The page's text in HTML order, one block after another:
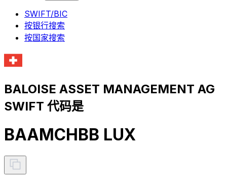
SWIFT/BIC
按银行搜索
按国家搜索
BALOISE ASSET MANAGEMENT AG
SWIFT 代码是
BAAMCHBB LUX